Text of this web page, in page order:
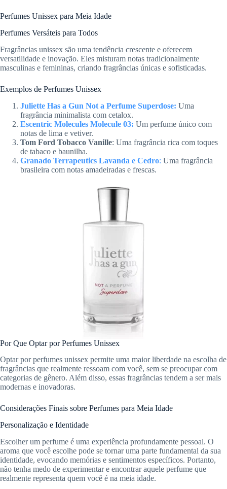
Perfumes Unissex para Meia Idade
Perfumes Versáteis para Todos
Fragrâncias unissex são uma tendência crescente e oferecem
versatilidade e inovação. Eles misturam notas tradicionalmente
masculinas e femininas, criando fragrâncias únicas e sofisticadas.
Exemplos de Perfumes Unissex
Juliette Has a Gun Not a Perfume Superdose: Uma
fragrância minimalista com cetalox.
Escentric Molecules Molecule 03: Um perfume único com
notas de lima e vetiver.
Tom Ford Tobacco Vanille: Uma fragrância rica com toques
de tabaco e baunilha.
Granado Terrapeutics Lavanda e Cedro: Uma fragrância
brasileira com notas amadeiradas e frescas.
Por Que Optar por Perfumes Unissex
Optar por perfumes unissex permite uma maior liberdade na escolha de
fragrâncias que realmente ressoam com você, sem se preocupar com
categorias de gênero. Além disso, essas fragrâncias tendem a ser mais
modernas e inovadoras.
Considerações Finais sobre Perfumes para Meia Idade
Personalização e Identidade
Escolher um perfume é uma experiência profundamente pessoal. O
aroma que você escolhe pode se tornar uma parte fundamental da sua
identidade, evocando memórias e sentimentos específicos. Portanto,
não tenha medo de experimentar e encontrar aquele perfume que
realmente representa quem você é na meia idade.